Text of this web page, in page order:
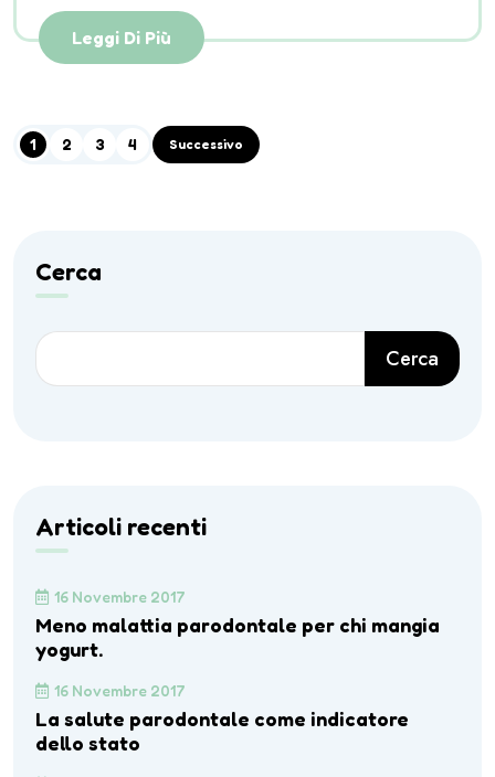
Leggi Di Più
1 2 3 4 Successivo
Cerca
Cerca
Articoli recenti
16 Novembre 2017
Meno malattia parodontale per chi mangia
yogurt.
16 Novembre 2017
La salute parodontale come indicatore
dello stato